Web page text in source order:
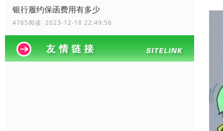
银行履约保函费用有多少
4765阅读 2023-12-18 22:49:56